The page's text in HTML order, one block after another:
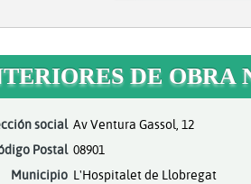
DE OBRA
social Av Ventura Gassol, 12
Postal 08901
Municipio L'Hospitalet de Llobregat